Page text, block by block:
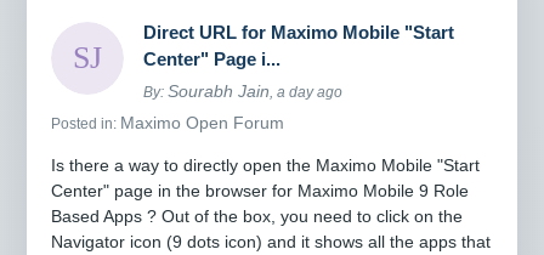
Direct URL for Maximo Mobile "Start
Center" Page i...
By:Sourabh Jain , a day ago
Posted in: Maximo Open Forum
Is there a way to directly open the Maximo Mobile "Start
Center" page in the browser for Maximo Mobile 9 Role
Based Apps ? Out of the box, you need to click on the
Navigator icon (9 dots icon) and it shows all the apps that